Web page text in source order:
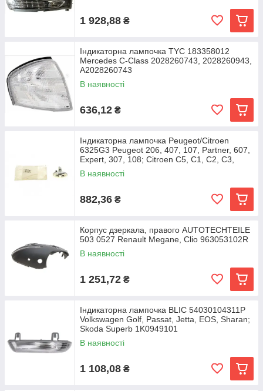
1 928,88 ₴
Індикаторна лампочка TYC 183358012
Mercedes C-Class 2028260743, 2028260943,
A2028260743
В наявності
636,12 ₴
Індикаторна лампочка Peugeot/Citroen
6325G3 Peugeot 206, 407, 107, Partner, 607,
Expert, 307, 108; Citroen C5, C1, C2, C3,
В наявності
882,36 ₴
Корпус дзеркала, правого AUTOTECHTEILE
503 0527 Renault Megane, Clio 963053102R
В наявності
1 251,72 ₴
Індикаторна лампочка BLIC 54030104311P
Volkswagen Golf, Passat, Jetta, EOS, Sharan;
Skoda Superb 1K0949101
В наявності
1 108,08 ₴